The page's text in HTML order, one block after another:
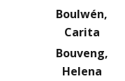
Boulwén,
Carita
Bouveng,
Helena